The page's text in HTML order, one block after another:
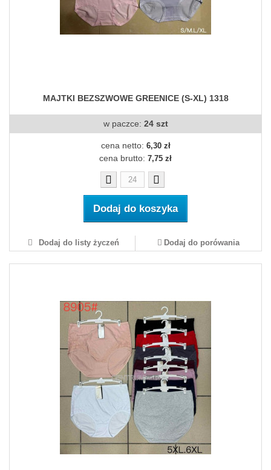
MAJTKI BEZSZWOWE GREENICE (S-XL) 1318
w paczce: 24 szt
cena netto: 6,30 zł
cena brutto: 7,75 zł
Dodaj do koszyka
Dodaj do listy życzeń Dodaj do porówania